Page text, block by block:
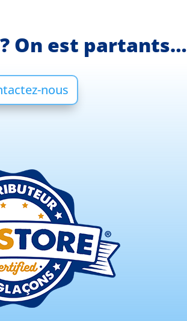
On est partants…
nous